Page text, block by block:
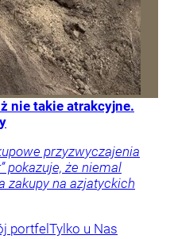
nie takie atrakcyjne.
przyzwyczajenia
pokazuje, że niemal
zakupy na azjatyckich
portfelTylko u Nas